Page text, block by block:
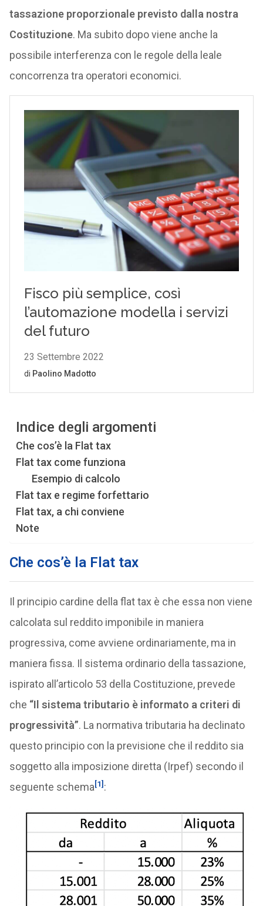
tassazione proporzionale previsto dalla nostra
Costituzione. Ma subito dopo viene anche la
possibile interferenza con le regole della leale
concorrenza tra operatori economici.
Indice degli argomenti
Che cos’è la Flat tax
Flat tax come funziona
Esempio di calcolo
Flat tax e regime forfettario
Flat tax, a chi conviene
Note
Che cos’è la Flat tax
Il principio cardine della flat tax è che essa non viene
calcolata sul reddito imponibile in maniera
progressiva, come avviene ordinariamente, ma in
maniera fissa. Il sistema ordinario della tassazione,
ispirato all’articolo 53 della Costituzione, prevede
che “Il sistema tributario è informato a criteri di
progressività”. La normativa tributaria ha declinato
questo principio con la previsione che il reddito sia
soggetto alla imposizione diretta (Irpef) secondo il
seguente schema[1] :